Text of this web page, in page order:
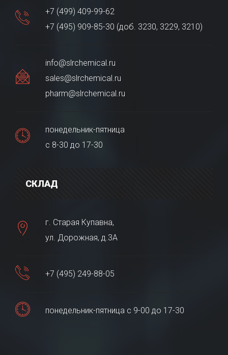
+7 (499) 409-99-62
+7 (495) 909-85-30 (доб. 3230, 3229, 3210)
info@slrchemical.ru
sales@slrchemical.ru
pharm@slrchemical.ru
понедельник-пятница
с 8-30 до 17-30
СКЛАД
г. Старая Купавна,
ул. Дорожная, д.3А
+7 (495) 249-88-05
понедельник-пятница с 9-00 до 17-30